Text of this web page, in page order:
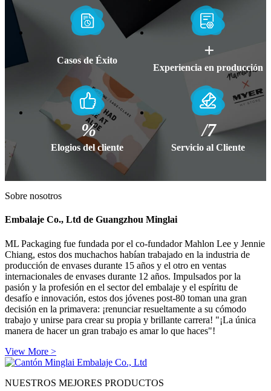
Casos de Éxito
+
Experiencia en producción
%
Elogios del cliente
/7
Servicio al Cliente
Sobre nosotros
Embalaje Co., Ltd de Guangzhou Minglai
ML Packaging fue fundada por el co-fundador Mahlon Lee y Jennie
Chiang, estos dos muchachos habían trabajado en la industria de
producción de envases durante 15 años y el otro en ventas
internacionales de envases durante 12 años. Impulsados ​​por la
pasión y la profesión en el sector del embalaje y el espíritu de
desafío e innovación, estos dos jóvenes post-80 toman una gran
decisión en la primavera: ¡renunciar resueltamente a su cómodo
trabajo y unirse para crear su propia y brillante carrera! "¡La única
manera de hacer un gran trabajo es amar lo que haces"!
View More >
NUESTROS MEJORES PRODUCTOS